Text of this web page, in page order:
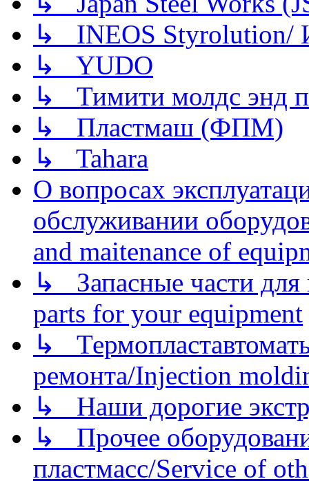
↳ INEOS
↳ YUDO
↳ Тимити молдс энд
↳ Пластмаш (ФПМ)
↳ Tahara
О вопросах
обслуживании
and maitenance of
↳ Запасные части для
parts for your equipment
↳
ремонта/Injection
↳ Наши дорогие
↳ Прочее
пластмасс/Service of